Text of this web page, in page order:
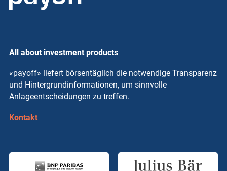
All about investment products
«payoff» liefert börsentäglich die notwendige Transparenz
und Hintergrundinformationen, um sinnvolle
Anlageentscheidungen zu treffen.
Kontakt